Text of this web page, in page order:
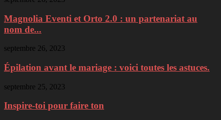
Magnolia Eventi et Orto 2.0 : un partenariat au
nom de...
septembre 26, 2023
Épilation avant le mariage : voici toutes les astuces.
septembre 25, 2023
Inspire-toi pour faire ton